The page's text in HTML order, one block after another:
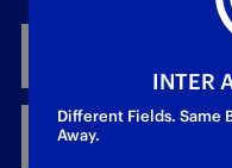
INTERE
INTER
Different Fields. Same
Away.